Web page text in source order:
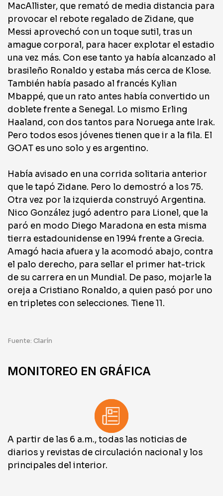
MacAllister, que remató de media distancia para
provocar el rebote regalado de Zidane, que
Messi aprovechó con un toque sutil, tras un
amague corporal, para hacer explotar el estadio
una vez más. Con ese tanto ya había alcanzado al
brasileño Ronaldo y estaba más cerca de Klose.
También había pasado al francés Kylian
Mbappé, que un rato antes había convertido un
doblete frente a Senegal. Lo mismo Erling
Haaland, con dos tantos para Noruega ante Irak.
Pero todos esos jóvenes tienen que ir a la fila. El
GOAT es uno solo y es argentino.
Había avisado en una corrida solitaria anterior
que le tapó Zidane. Pero lo demostró a los 75.
Otra vez por la izquierda construyó Argentina.
Nico González jugó adentro para Lionel, que la
paró en modo Diego Maradona en esta misma
tierra estadounidense en 1994 frente a Grecia.
Amagó hacia afuera y la acomodó abajo, contra
el palo derecho, para sellar el primer hat-trick
de su carrera en un Mundial. De paso, mojarle la
oreja a Cristiano Ronaldo, a quien pasó por uno
en tripletes con selecciones. Tiene 11.
Fuente: Clarín
MONITOREO EN GRÁFICA
A partir de las 6 a.m., todas las noticias de
diarios y revistas de circulación nacional y los
principales del interior.